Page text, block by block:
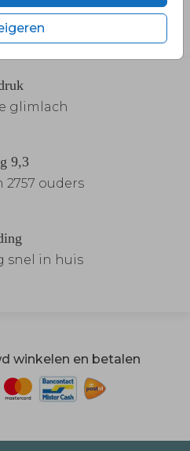
glimlach
9,3
2757 ouders
snel in huis
winkelen en betalen